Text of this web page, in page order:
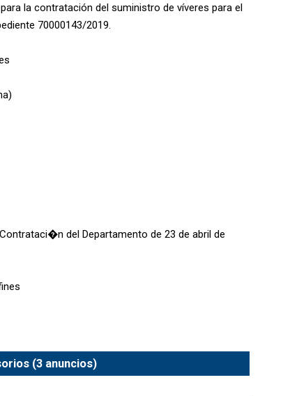
la contratación del suministro de víveres para el
70000143/2019.
del Departamento de 23 de abril de
(3 anuncios)